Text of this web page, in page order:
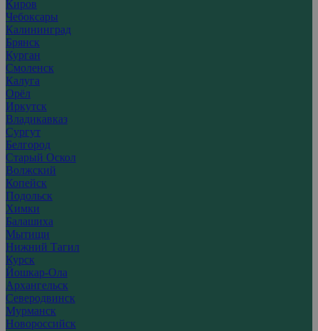
Киров
Чебоксары
Калининград
Брянск
Курган
Смоленск
Калуга
Орёл
Иркутск
Владикавказ
Сургут
Белгород
Старый Оскол
Волжский
Копейск
Подольск
Химки
Балашиха
Мытищи
Нижний Тагил
Курск
Йошкар-Ола
Архангельск
Северодвинск
Мурманск
Новороссийск